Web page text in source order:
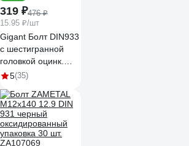
319 ₽476 ₽
15.95 ₽/шт
Gigant Болт DIN933
с шестигранной
головкой оцинк.
М8x100 20 шт
5(35)